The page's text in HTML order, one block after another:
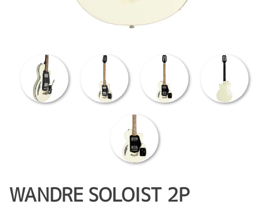
WANDRE SOLOIST 2P